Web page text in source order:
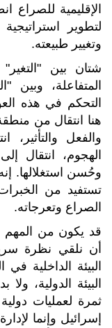
الإقليمية للصراع
لتطوير
وتغيير طبيعته.
شتان بين
المتفاعلة،
التحكم في هذه
هنا انتقال من
والفعل
الهجوم، انتقال
وحُسن استغلالها.
تستفيد من
الصراع وتعرجاته.
قد يكون من المهم
أن نلقي نظرة
البيئة الداخلية
البيئة الدولية،
ثمرة لعمليات
إسرائيل وإنما